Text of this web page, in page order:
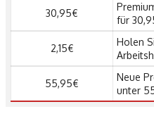
30,95€
für
2,15€
Holen
55,95€
Neue
unter